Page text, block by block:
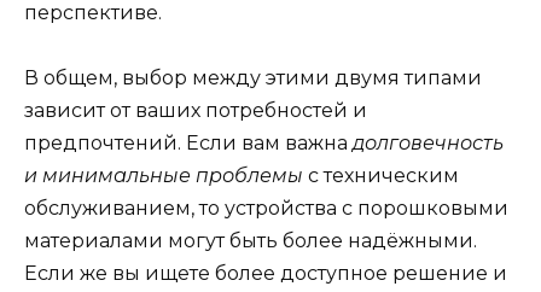
перспективе.
В общем, выбор между этими двумя типами
зависит от ваших потребностей и
предпочтений. Если вам важнадолговечность
и минимальные проблемы с техническим
обслуживанием, то устройства с порошковыми
материалами могут быть более надёжными.
Если же вы ищете более доступное решение и